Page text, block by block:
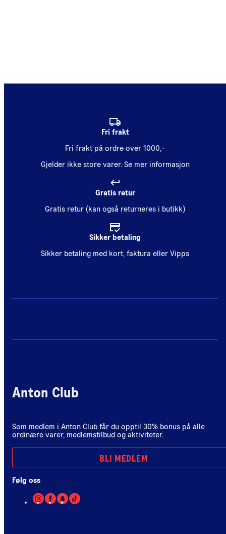
Fri frakt
Fri frakt på ordre over 1000,-
Gjelder ikke store varer. Se mer informasjon
Gratis retur
Gratis retur (kan også returneres i butikk)
Sikker betaling
Sikker betaling med kort, faktura eller Vipps
Anton Club
Som medlem i Anton Club får du opptil 30% bonus på alle
ordinære varer, medlemstilbud og aktiviteter.
BLI MEDLEM
Følg oss